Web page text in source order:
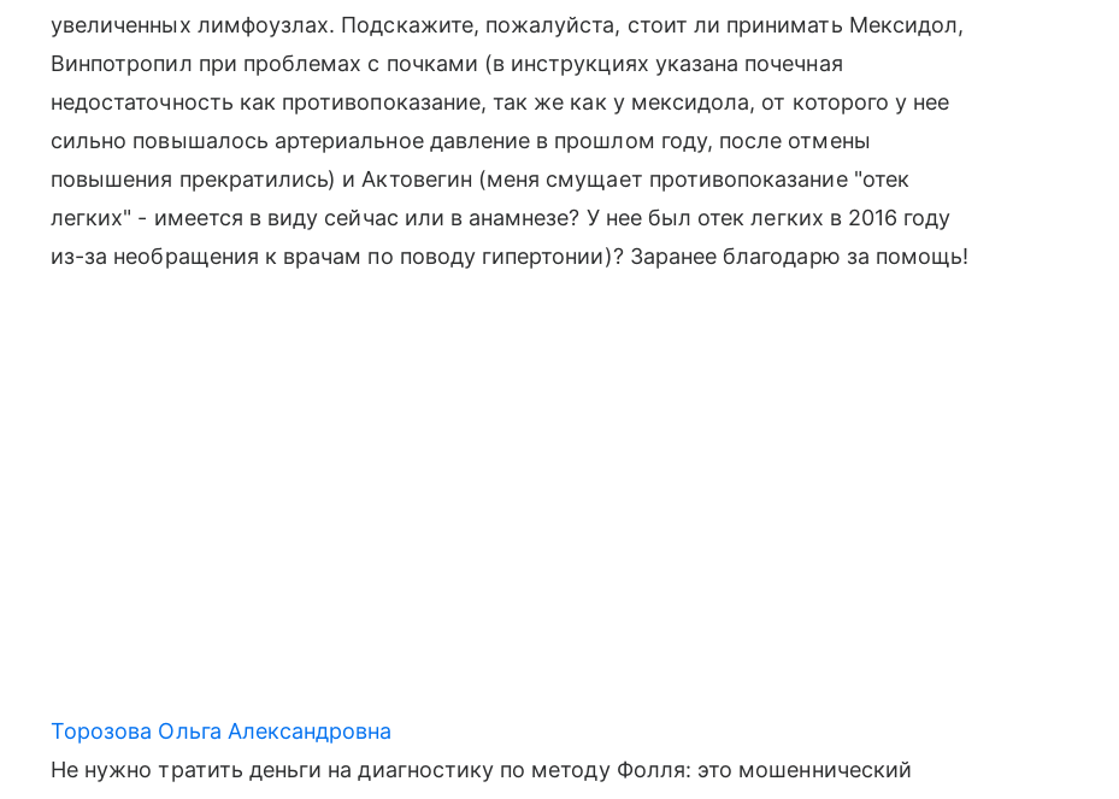
увеличенных лимфоузлах. Подскажите, пожалуйста, стоит ли принимать Мексидол,
Винпотропил при проблемах с почками (в инструкциях указана почечная
недостаточность как противопоказание, так же как у мексидола, от которого у нее
сильно повышалось артериальное давление в прошлом году, после отмены
повышения прекратились) и Актовегин (меня смущает противопоказание "отек
легких" - имеется в виду сейчас или в анамнезе? У нее был отек легких в 2016 году
из-за необращения к врачам по поводу гипертонии)? Заранее благодарю за помощь!
Торозова Ольга Александровна
Не нужно тратить деньги на диагностику по методу Фолля: это мошеннический